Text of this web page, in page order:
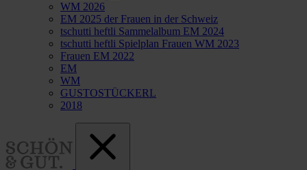
WM 2026
EM 2025 der Frauen in der Schweiz
tschutti heftli Sammelalbum EM 2024
tschutti heftli Spielplan Frauen WM 2023
Frauen EM 2022
EM
WM
GUSTOSTÜCKERL
2018